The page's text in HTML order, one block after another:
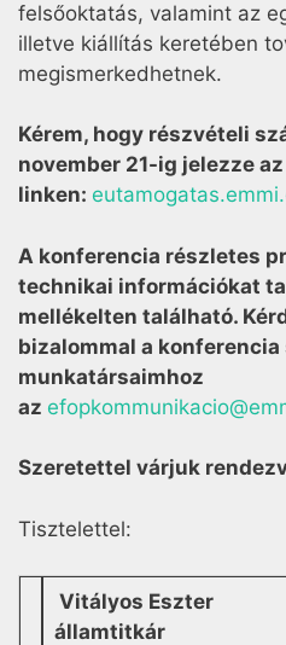
felsőoktatás, valamint az
illetve kiállítás keretében
megismerkedhetnek.
Kérem, hogy részvételi
november 21-ig jelezze
linken:
A konferencia részletes
technikai információkat
mellékelten található.
bizalommal a
munkatársaimhoz
az
Szeretettel várjuk
Tisztelettel:
Vitályos Eszter
államtitkár